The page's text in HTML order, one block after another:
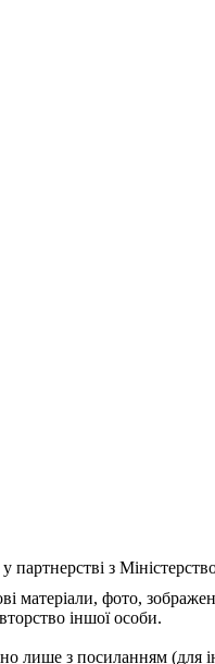
у партнерстві з
матеріали, фото,
іншої особи.
лише з посиланням